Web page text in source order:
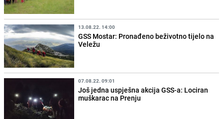
13.08.22. 14:00
GSS Mostar: Pronađeno beživotno tijelo na
Veležu
07.08.22. 09:01
Još jedna uspješna akcija GSS-a: Lociran
muškarac na Prenju